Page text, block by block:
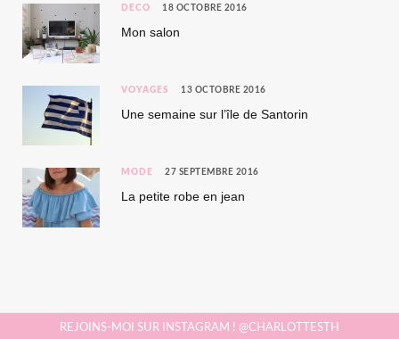
DÉCO 18 OCTOBRE 2016
Mon salon
VOYAGES 13 OCTOBRE 2016
Une semaine sur l’île de Santorin
MODE 27 SEPTEMBRE 2016
La petite robe en jean
REJOINS-MOI SUR INSTAGRAM ! @CHARLOTTESTH